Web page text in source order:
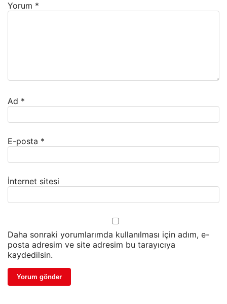
Yorum *
Ad *
E-posta *
İnternet sitesi
Daha sonraki yorumlarımda kullanılması için adım, e-
posta adresim ve site adresim bu tarayıcıya
kaydedilsin.